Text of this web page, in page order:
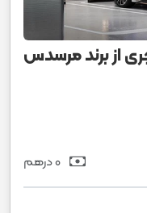
لاکچری از برند مرسدس